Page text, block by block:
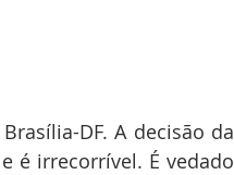
DF. A decisão da
é irrecorrível. É vedado